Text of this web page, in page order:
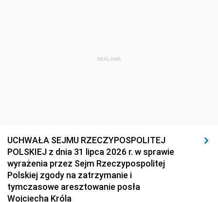
REKLAMA
UCHWAŁA SEJMU RZECZYPOSPOLITEJ
POLSKIEJ z dnia 31 lipca 2026 r. w sprawie
wyrażenia przez Sejm Rzeczypospolitej
Polskiej zgody na zatrzymanie i
tymczasowe aresztowanie posła
Wojciecha Króla